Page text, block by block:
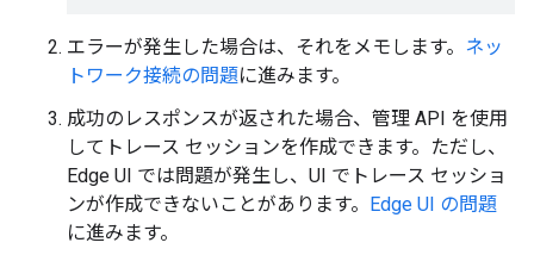
エラーが発生した場合は、それをメモします。
ネッ
トワーク接続の問題に進みます。
成功のレスポンスが返された場合、管理 API を使用
してトレース セッションを作成できます。ただし、
Edge UI では問題が発生し、UI でトレース セッショ
ンが作成できないことがあります。 Edge UI の問題
に進みます。